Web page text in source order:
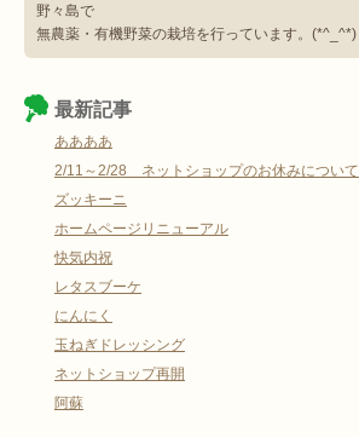
野々島で
無農薬・有機野菜の栽培を行っています。(*^_^*)
最新記事
ああああ
2/11～2/28 ネットショップのお休みについて
ズッキーニ
ホームページリニューアル
快気内祝
レタスブーケ
にんにく
玉ねぎドレッシング
ネットショップ再開
阿蘇